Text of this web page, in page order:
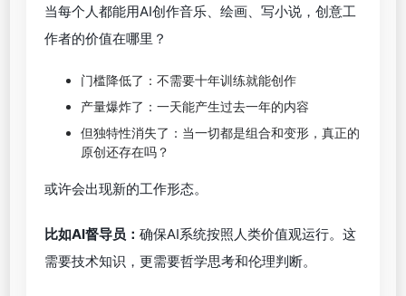
当每个人都能用AI创作音乐、绘画、写小说，创意工
作者的价值在哪里？
门槛降低了：不需要十年训练就能创作
产量爆炸了：一天能产生过去一年的内容
但独特性消失了：当一切都是组合和变形，真正的
原创还存在吗？
或许会出现新的工作形态。
比如AI督导员： 确保AI系统按照人类价值观运行。这
需要技术知识，更需要哲学思考和伦理判断。